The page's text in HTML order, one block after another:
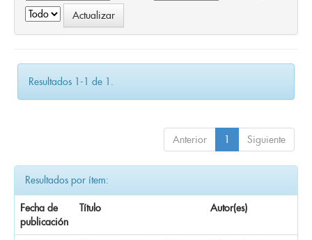
Resultados 1-1 de 1.
Anterior 1 Siguiente
Resultados por ítem:
Fecha de
publicación
Título Autor(es)